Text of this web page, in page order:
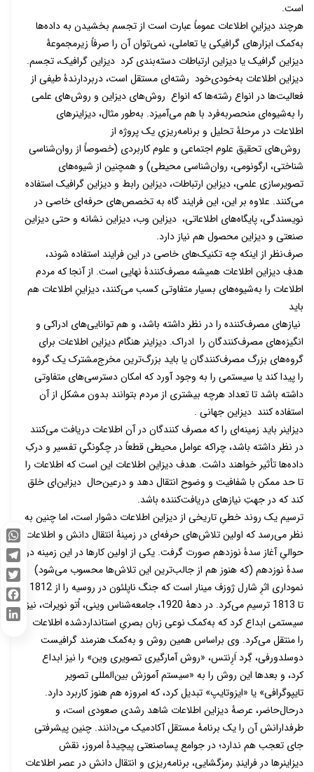
است.
هرچند دیزاینِ اطلاعات عموماً عبارت است از تجسم بخشیدن به داده‌ها
به‌کمک ابزارهای گرافیکی یا تعاملی، نمی‌توان آن را صرفاً زیرمجموعۀ
دیزاین گرافیک یا دیزاین ارتباطات دسته‌بندی کرد دیزاین گرافیک، تجسم.
دیزاین اطلاعات به‌خودی‌خود رشته‌ا‌ی مستقل است، دربردارندۀ طیفی از
فعالیت‌ها در انواع رشته‌ها که انواع روش‌های دیزاین و روش‌های علمی
را به‌شیوه‌ای منحصربه‌فرد با هم می‌آمیزد. به‌طور مثال، دیزاینرهای
اطلاعات در مرحلۀ تحلیل و برنامه‌ریزیِ یک پروژه از
روش‌های تحقیق علوم اجتماعی و علوم کاربردی (خصوصاً از روان‌شناسی
شناختی، ارگونومی، روان‌شناسی محیطی) و همچنین از شیوه‌های
تصویرسازی علمی، دیزاین ارتباطات، دیزاین رابط و دیزاین گرافیک استفاده
می‌کنند. علاوه بر این، این فرایند گاه به تخصص‌های حرفه‌ای خاصی در
نویسندگی، پایگاه‌های اطلاعاتی، دیزاین وب، دیزاین نشانه و حتی دیزاین
صنعتی و دیزاین محصول هم نیاز دارد.
صرف‌نظر از اینکه چه تکنیک‌های خاصی در این فرایند استفاده شوند،
هدفِ دیزاین اطلاعات همیشه مصرف‌کنندۀ نهایی است. از آنجا که مردم
اطلاعات را به‌شیوه‌های بسیار متفاوتی کسب می‌کنند، دیزاینِ اطلاعات هم
باید
نیازهای مصرف‌کننده را در نظر داشته باشد، و هم توانایی‌های ادراکی و
انگیزه‌های مصرف‌کنندگان را ادراک. دیزاینر هنگام دیزاین اطلاعات برای
گروه‌های بزرگ مصرف‌کنندگان یا باید بزرگ‌ترین مخرج‌مشترک یک گروه
را پیدا کند یا سیستمی را به وجود آورد که امکان دسترسی‌های متفاوتی
داشته باشد تا تعداد هرچه بیشتری از مردم بتوانند بدون مشکل از آن
استفاده کنند دیزاین جهانی .
دیزاینر باید زمینه‌ای را که مصرف کنندگان در آن اطلاعات دریافت می‌کنند
در نظر داشته باشد، چراکه عوامل محیطی قطعاً در چگونگیِ تفسیر و درکِ
داده‌ها تأثیر خواهند داشت. هدف دیزاین اطلاعات این است که اطلاعات را
تا حد ممکن با شفافیت و وضوح انتقال دهد و درعین‌حال دیزاین‌ای خلق
کند که در جهتِ نیازهای دریافت‌کننده باشد.
ترسیم یک روند خطیِ تاریخی از دیزاین اطلاعات دشوار است، اما چنین به
نظر می‌رسد که اولین تلاش‌های حرفه‌ای در زمینۀ انتقال دانش و اطلاعات
حوالیِ آغاز سدۀ نوزدهم صورت گرفت. یکی از اولین کارها در این زمینه در
سدۀ نوزدهم (که هنوز هم از جالب‌ترین این تلاش‌ها محسوب می‌شود)
نموداری اثرِ شارل ژوزف مینار است که جنگ ناپلئون در روسیه را از 1812
تا 1813 ترسیم می‌کرد. در دهۀ 1920، جامعه‌شناس وینی، اُتو نویرات، نیز
سیستمی ابداع کرد که به‌کمک نوعی زبان بصریِ استاندارد‌شده اطلاعات
را منتقل می‌کرد. وی براساس همین روش و به‌کمک هنرمند گرافیست
دوسلدورفی، گِرد اَرِنتس، «روش آمارگیری تصویری وین» را نیز ابداع
کرد، و بعدها این روش را به «سیستم آموزش بین‌المللی تصویر
تایپوگرافی» یا «ایزوتایپ» تبدیل کرد، که امروزه هم هنوز کاربرد دارد.
درحال‌حاضر، عرصۀ دیزاین اطلاعات شاهد رشدی صعودی است، و
طرفدارانش آن را یک برنامۀ مستقل آکادمیک می‌دانند. چنین پیشرفتی
جای تعجب هم ندارد؛ در جوامع پساصنعتی پیچیدۀ امروز، نقش
دیزاینرها در فرایندِ رمزگشایی، برنامه‌ریزی و انتقال دانش در عصر اطلاعات
WhatsApp
Telegram
Twitter
Facebook
LinkedIn